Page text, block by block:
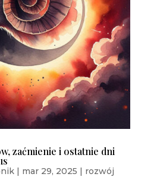
zaćmienie i ostatnie dni
| mar 29, 2025 | rozwój